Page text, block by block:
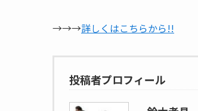
→→→詳しくはこちらから!!
投稿者プロフィール